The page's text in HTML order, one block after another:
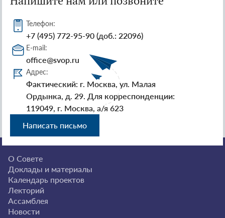
Телефон:
+7 (495) 772-95-90 (доб.: 22096)
E-mail:
office@svop.ru
Адрес:
Фактический: г. Москва, ул. Малая
Ордынка, д. 29. Для корреспонденции:
119049, г. Москва, а/я 623
Написать письмо
О Совете
Доклады и материалы
Календарь проектов
Лекторий
Ассамблея
Новости